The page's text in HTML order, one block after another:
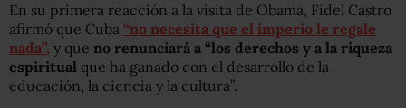
En su primera reacción a la visita de Obama, Fidel Castro
afirmó que Cuba “no necesita que el imperio le regale
nada”, y que no renunciará a “los derechos y a la riqueza
espiritual que ha ganado con el desarrollo de la
educación, la ciencia y la cultura”.